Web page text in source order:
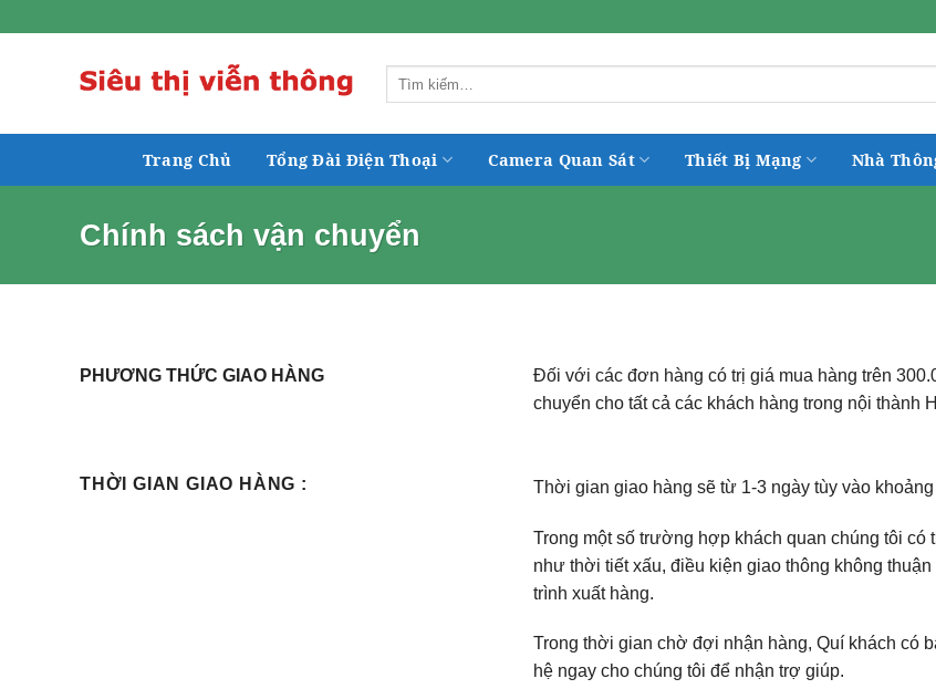
Trang Chủ Tổng Đài Điện Thoại Camera Quan Sát Thiết Bị Mạng Nhà
Chính sách vận chuyển
PHƯƠNG THỨC GIAO HÀNG
Đối với các đơn hàng có trị giá mua hàng trên
chuyển cho tất cả các khách hàng trong nội thành
THỜI GIAN GIAO HÀNG : Thời gian giao hàng sẽ từ 1-3 ngày tùy vào
Trong một số trường hợp khách quan chúng tôi
như thời tiết xấu, điều kiện giao thông không
trình xuất hàng.
Trong thời gian chờ đợi nhận hàng, Quí khách có
hệ ngay cho chúng tôi để nhận trợ giúp.